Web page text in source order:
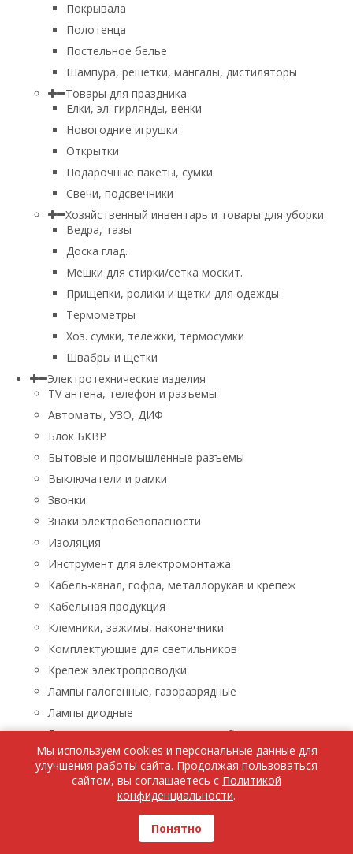
Покрывала
Полотенца
Постельное белье
Шампура, решетки, мангалы, дистиляторы
Товары для праздника
Елки, эл. гирлянды, венки
Новогодние игрушки
Открытки
Подарочные пакеты, сумки
Свечи, подсвечники
Хозяйственный инвентарь и товары для уборки
Ведра, тазы
Доска глад.
Мешки для стирки/сетка москит.
Прищепки, ролики и щетки для одежды
Термометры
Хоз. сумки, тележки, термосумки
Швабры и щетки
Электротехнические изделия
TV aнтена, телефон и разъемы
Автоматы, УЗО, ДИФ
Блок БКВР
Бытовые и промышленные разъемы
Выключатели и рамки
Звонки
Знаки электробезопасности
Изоляция
Инструмент для электромонтажа
Кабель-канал, гофра, металлорукав и крепеж
Кабельная продукция
Клемники, зажимы, наконечники
Комплектующие для светильников
Крепеж электропроводки
Лампы галогенные, газоразрядные
Лампы диодные
Лампы люминисцентные, энергосберегающие
Лампы накаливания
Лампы паяльные, лупы, паяльники, паяльные пасты
Ленты светодиодные
Люстры, бра, светильники
Бра, светильники
Мы используем cookies и персональные данные для
улучшения работы сайта. Продолжая пользоваться
сайтом, вы соглашаетесь с Политикой
конфиденциальности.
Понятно